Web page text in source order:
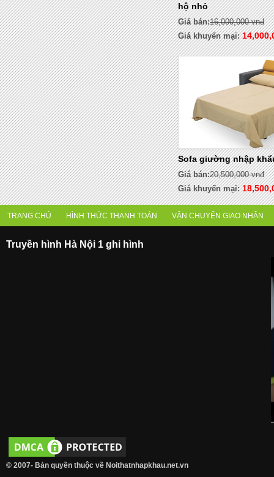
hộ nhỏ
Giá bán:16,000,000 vnđ
Giá khuyến mại:
Sofa giường nhập
Giá bán:20,500,000 vnđ
Giá khuyến mại:
TRANG CHỦ HÌNH THỨC THANH TOÁN VẬN CHUYỂN GIAO NHẬN
Truyền hình Hà Nội 1 ghi hình
© 2007- Bản quyền thuộc về Noithatnhapkhau.net.vn